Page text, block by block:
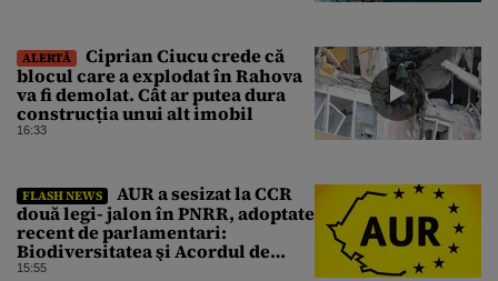
ALERTĂ
Ciprian Ciucu crede că
blocul care a explodat în Rahova
va fi demolat. Cât ar putea dura
construcția unui alt imobil
16:33
FLASH NEWS
AUR a sesizat la CCR
două legi- jalon în PNRR, adoptate
recent de parlamentari:
Biodiversitatea şi Acordul de
împrumut cu BIRD
15:55